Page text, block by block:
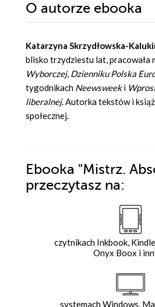
O autorze ebooka
Katarzyna Skrzydłowska-
blisko trzydziestu lat, pracowała
Wyborczej, Dzienniku Polska
tygodnikach Neewsweeki
liberalnej. Autorka tekstów i
społecznej.
Ebooka "Mistrz.
przeczytasz na:
czytnikach Inkbook,
Onyx Boox i
systemach Windows,